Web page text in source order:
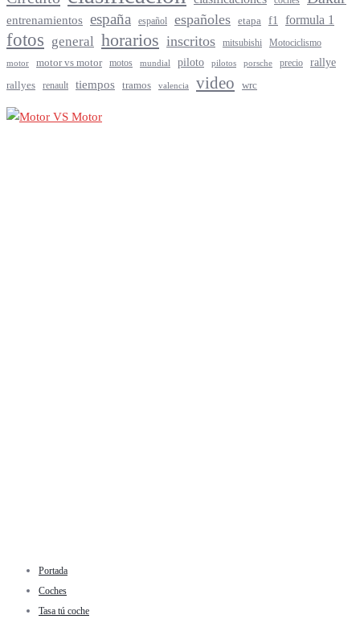
entrenamientos españa español españoles etapa f1 formula 1
fotos general horarios inscritos mitsubishi Motociclismo
motor motor vs motor motos mundial piloto pilotos porsche precio rallye
rallyes renault tiempos tramos valencia video wrc
Portada
Coches
Tasa tú coche